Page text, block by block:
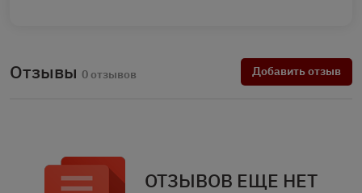
Отзывы 0 отзывов Добавить отзыв
ОТЗЫВОВ ЕЩЕ НЕТ